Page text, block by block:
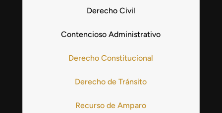
Derecho Civil
Contencioso Administrativo
Derecho Constitucional
Derecho de Tránsito
Recurso de Amparo